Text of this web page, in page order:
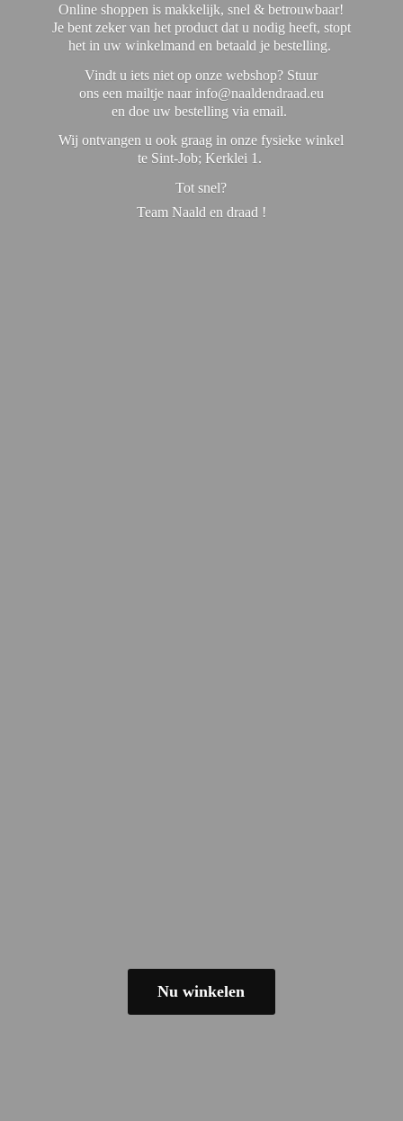
Online shoppen is makkelijk, snel & betrouwbaar!
Je bent zeker van het product dat u nodig heeft, stopt
het in uw winkelmand en betaald je bestelling.
Vindt u iets niet op onze webshop? Stuur
ons een mailtje naar info@naaldendraad.eu
en doe uw bestelling via email.
Wij ontvangen u ook graag in onze fysieke winkel
te Sint-Job; Kerklei 1.
Tot snel?
Team Naald en draad !
Nu winkelen